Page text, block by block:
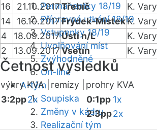
Permanentky 18/19
Přípravná utkání 18/19
Vstupenky 18/19
Uvolňování míst
Zvýhodněné
On-line
A-tým
Soupiska
Změny v kádru
Realizační tým
16
21.10.2017Třebíč K. Vary
14
16.10.2017Frýdek-MístekK. Vary
4
18.09.2017Ústí n/L K. Vary
2
13.09.2017Vsetín K. Vary
Četnost výsledků
výhry KVA | remízy |
prohry KVA
3:2pp2x 0:1pp 1x
2:3pp2x